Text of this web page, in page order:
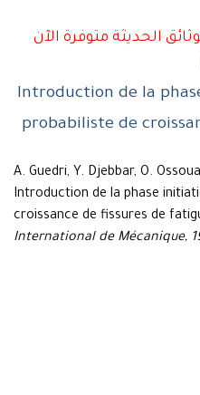
متوفرة الآن
Introduction de la
probabiliste de
A. Guedri, Y. Djebbar, O.
Introduction de la phase
croissance de fissures de
International de